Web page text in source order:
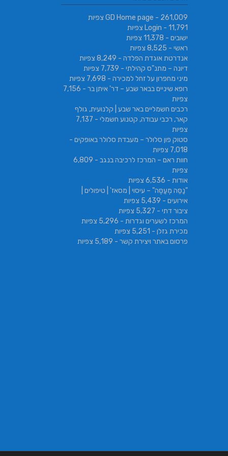
GD Home page - 261,009 צפיות
Login - 11,791 צפיות
ישובים - 11,378 צפיות
ראשי - 8,525 צפיות
אנדרטת אוגדת הפלדה - 8,249 צפיות
דיונה – מתנ"ס קהילתי - 7,739 צפיות
מיני מחפרון על זחל למכירה - 7,698 צפיות
רופא שיניים בבאר שבע – דר' איתן בר
- 7,156
צפיות
רכבים חשמליים באר שבע | קלנועית, גולף
קאר, רכבי עבודה, קטנוע חשמלי
- 7,137
צפיות
סטוק פון סלולר – מעבדת סלולר באופקים -
7,018 צפיות
חוות ראם – המרכז לרכיבה בנגב
- 6,809
צפיות
אודות - 6,536 צפיות
"נַסֵּה מְעַסֶּה" – עיסוי | מסאז' | טיפולים |
אירועים - 5,439 צפיות
ציבור דתי - 5,327 צפיות
המרכז לשערים וגדרות - 5,296 צפיות
מכירת גזלן - 5,251 צפיות
פרסום באתר ויצירת קשר - 5,189 צפיות